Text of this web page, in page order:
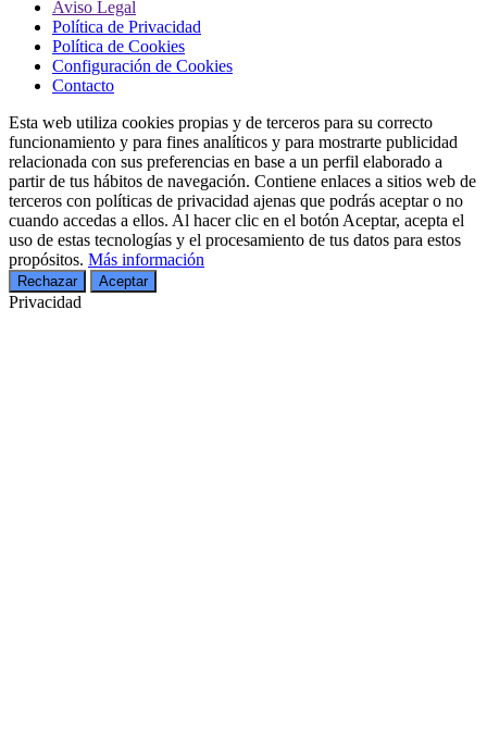
Aviso Legal
Política de Privacidad
Política de Cookies
Configuración de Cookies
Contacto
Esta web utiliza cookies propias y de terceros para su correcto
funcionamiento y para fines analíticos y para mostrarte publicidad
relacionada con sus preferencias en base a un perfil elaborado a
partir de tus hábitos de navegación. Contiene enlaces a sitios web de
terceros con políticas de privacidad ajenas que podrás aceptar o no
cuando accedas a ellos. Al hacer clic en el botón Aceptar, acepta el
uso de estas tecnologías y el procesamiento de tus datos para estos
propósitos. Más información
Rechazar Aceptar
Privacidad